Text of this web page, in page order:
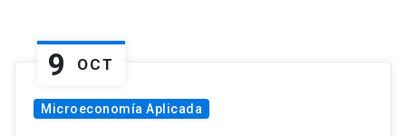
9 OCT
Microeconomía Aplicada